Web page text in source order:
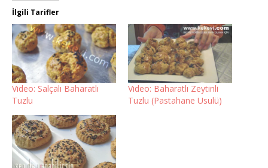
İlgili Tarifler
Video: Salçalı Baharatlı
Tuzlu
Video: Baharatlı Zeytinli
Tuzlu (Pastahane Usulü)